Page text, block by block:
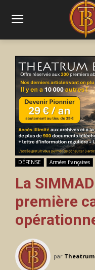
DÉFENSE Armées françaises
La
première
par